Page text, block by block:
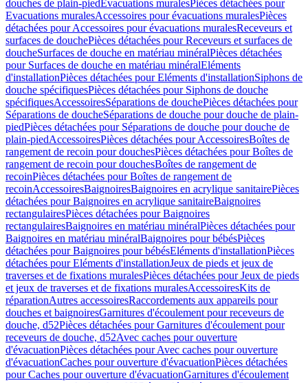
douches de plain-piedEvacuations muralesPièces détachées pour
Evacuations muralesAccessoires pour évacuations muralesPièces
détachées pour Accessoires pour évacuations muralesReceveurs et
surfaces de douchePièces détachées pour Receveurs et surfaces de
doucheSurfaces de douche en matériau minéralPièces détachées
pour Surfaces de douche en matériau minéralEléments
d'installationPièces détachées pour Eléments d'installationSiphons de
douche spécifiquesPièces détachées pour Siphons de douche
spécifiquesAccessoiresSéparations de douchePièces détachées pour
Séparations de doucheSéparations de douche pour douche de plain-
piedPièces détachées pour Séparations de douche pour douche de
plain-piedAccessoiresPièces détachées pour AccessoiresBoîtes de
rangement de recoin pour douchesPièces détachées pour Boîtes de
rangement de recoin pour douchesBoîtes de rangement de
recoinPièces détachées pour Boîtes de rangement de
recoinAccessoiresBaignoiresBaignoires en acrylique sanitairePièces
détachées pour Baignoires en acrylique sanitaireBaignoires
rectangulairesPièces détachées pour Baignoires
rectangulairesBaignoires en matériau minéralPièces détachées pour
Baignoires en matériau minéralBaignoires pour bébésPièces
détachées pour Baignoires pour bébésEléments d'installationPièces
détachées pour Eléments d'installationJeux de pieds et jeux de
traverses et de fixations muralesPièces détachées pour Jeux de pieds
et jeux de traverses et de fixations muralesAccessoiresKits de
réparationAutres accessoiresRaccordements aux appareils pour
douches et baignoiresGarnitures d'écoulement pour receveurs de
douche, d52Pièces détachées pour Garnitures d'écoulement pour
receveurs de douche, d52Avec caches pour ouverture
d'évacuationPièces détachées pour Avec caches pour ouverture
d'évacuationCaches pour ouverture d'évacuationPièces détachées
pour Caches pour ouverture d'évacuationGarnitures d'écoulement